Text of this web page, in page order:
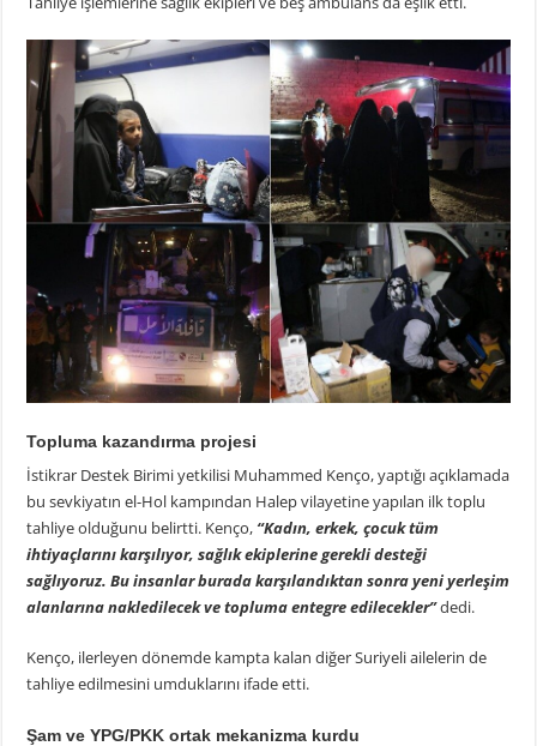
Topluma kazandırma projesi
İstikrar Destek Birimi yetkilisi Muhammed Kenço, yaptığı açıklamada
bu sevkiyatın el-Hol kampından Halep vilayetine yapılan ilk toplu
tahliye olduğunu belirtti. Kenço, “Kadın, erkek, çocuk tüm
ihtiyaçlarını karşılıyor, sağlık ekiplerine gerekli desteği
sağlıyoruz. Bu insanlar burada karşılandıktan sonra yeni yerleşim
alanlarına nakledilecek ve topluma entegre edilecekler”dedi.
Kenço, ilerleyen dönemde kampta kalan diğer Suriyeli ailelerin de
tahliye edilmesini umduklarını ifade etti.
Şam ve YPG/PKK ortak mekanizma kurdu